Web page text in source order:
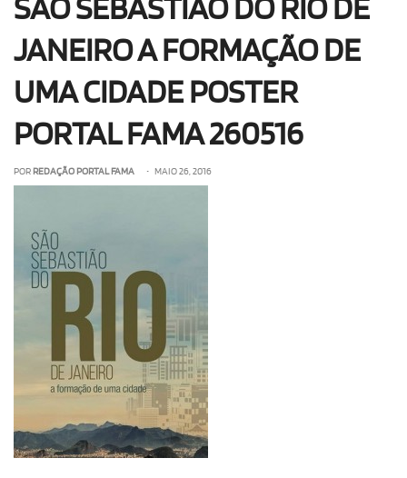
SÃO SEBASTIÃO DO RIO DE
JANEIRO A FORMAÇÃO DE
UMA CIDADE POSTER
PORTAL FAMA 260516
POR REDAÇÃO PORTAL FAMA • MAIO 26, 2016